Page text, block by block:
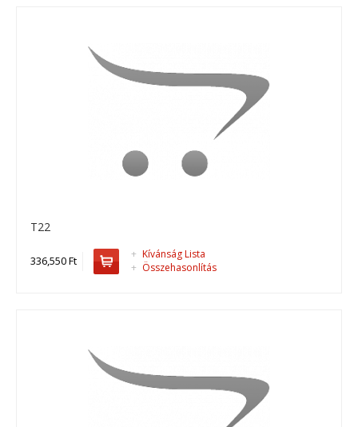
+Add to wishlist
T22 standard áramfejlesztő..
336,550 Ft
T22
336,550 Ft + Kívánság Lista
+ Összehasonlítás